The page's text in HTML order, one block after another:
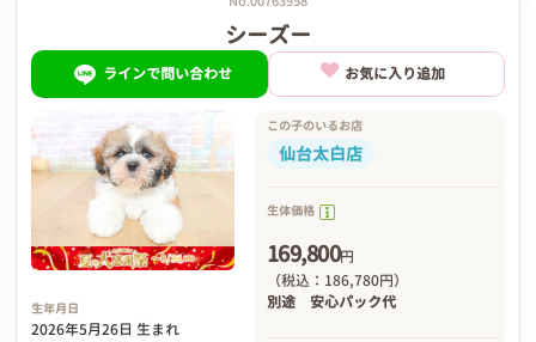
シーズー
ラインで問い合わせ お気に入り追加
生年月日
2026年5月26日 生まれ
この子のいるお店
仙台太白店
生体価格
169,800円
（税込：186,780円）
別途 安心パック代